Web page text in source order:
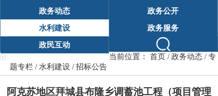
政务动态 政务公开
水利建设 政务服务
政民互动
当前位置： 首页 /政务动态 /专
题专栏 /水利建设 /招标公告
阿克苏地区拜城县布隆乡调蓄池工程（项目管理